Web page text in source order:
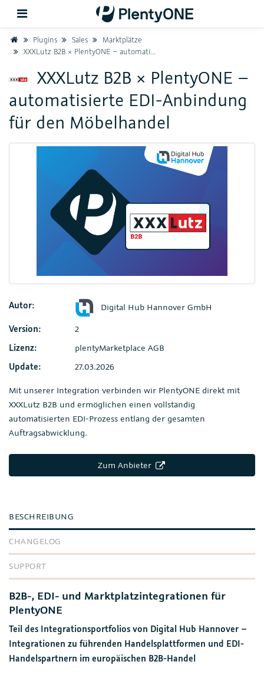
Zurück
Support
Einrichtung
HomePlugins Sales
Marktplätze
XXXLutz B2B × PlentyONE – automatisierte EDI-Anbindung für den Möbelhandel
XXXLutz B2B × PlentyONE –
automatisierte EDI-Anbindung
für den Möbelhandel
Autor:
Digital Hub Hannover GmbH
Version:
2
Lizenz:
plentyMarketplace AGB
Update:
27.03.2026
Mit unserer Integration verbinden wir PlentyONE direkt mit
XXXLutz B2B und ermöglichen einen vollständig
automatisierten EDI-Prozess entlang der gesamten
Auftragsabwicklung.
Zum Anbieter
BESCHREIBUNG
CHANGELOG
SUPPORT
B2B-, EDI- und Marktplatzintegrationen für
PlentyONE
Teil des Integrationsportfolios von Digital Hub Hannover –
Integrationen zu führenden Handelsplattformen und EDI-
Handelspartnern im europäischen B2B-Handel